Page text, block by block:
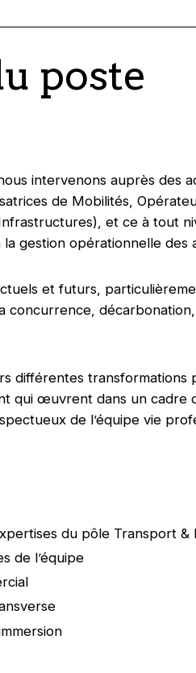
poste
intervenons auprès des
de Mobilités,
et ce à tout
gestion opérationnelle des
et futurs,
concurrence,
différentes transformations
qui œuvrent dans un cadre
de l’équipe vie
du pôle Transport &
de l’équipe